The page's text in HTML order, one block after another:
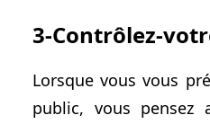
3-Contrôlez-
Lorsque vous vous
public, vous pensez